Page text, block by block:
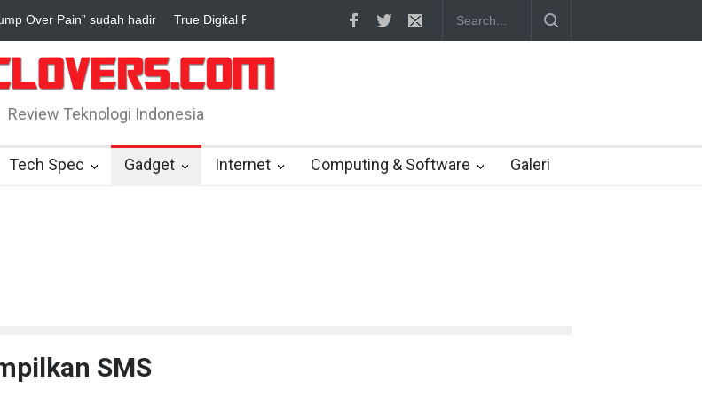
hadir True Digital Plus janji dukung pengembang game Indonesia Yahoo setuju Verizon turunkan penawaran ke
Review Teknologi Indonesia
Tech Spec Gadget Internet Computing & Software Galeri
SMS